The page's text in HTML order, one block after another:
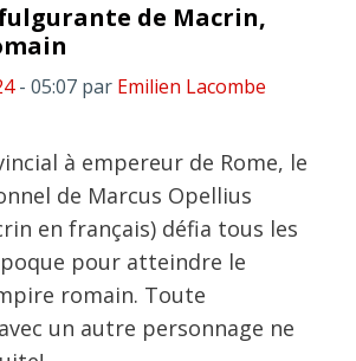
fulgurante de Macrin,
- 05:07 par Emilien Lacombe
à empereur de Rome, le
de Marcus Opellius
en français) défia tous les
pour atteindre le
romain. Toute
un autre personnage ne